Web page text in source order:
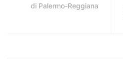
di Palermo-Reggiana